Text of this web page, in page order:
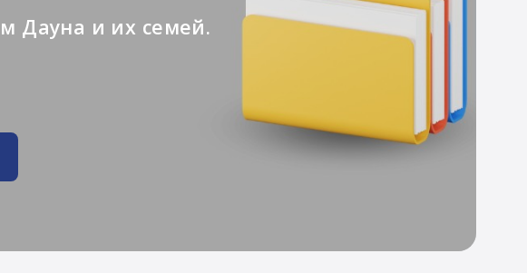
Дауна и их семей.